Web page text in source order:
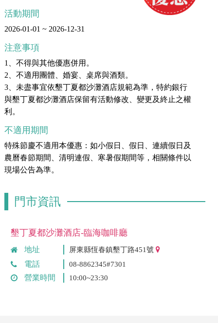
活動期間
2026-01-01 ~ 2026-12-31
注意事項
1、不得與其他優惠併用。
2、不適用團體、婚宴、桌席與酒類。
3、未盡事宜依墾丁夏都沙灘酒店規範為準，特約銀行
與墾丁夏都沙灘酒店保留有活動修改、變更及終止之權
利。
不適用期間
特殊節慶不適用本優惠：如小假日、假日、連續假日及
農曆春節期間、清明連假、寒暑假期間等，相關條件以
現場公告為準。
門市資訊
墾丁夏都沙灘酒店-臨海咖啡廳
地址 屏東縣恆春鎮墾丁路451號
電話 08-8862345#7301
營業時間 10:00~23:30